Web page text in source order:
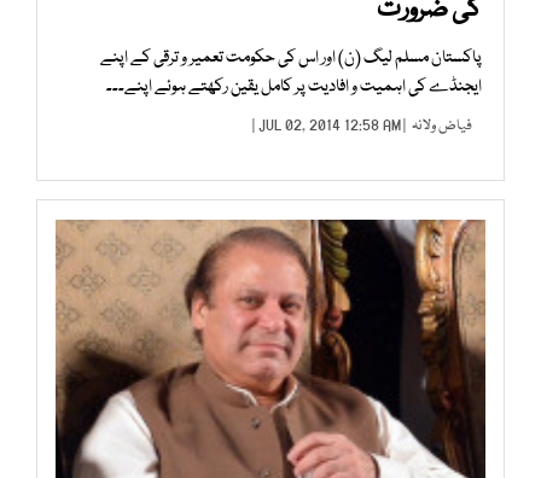
کی ضرورت
پاکستان مسلم لیگ (ن) اور اس کی حکومت تعمیر و ترقی کے اپنے
ایجنڈے کی اہمیت و افادیت پر کامل یقین رکھتے ہوئے اپنے۔۔۔
فیاض ولانہ | JUL 02, 2014 12:58 AM |